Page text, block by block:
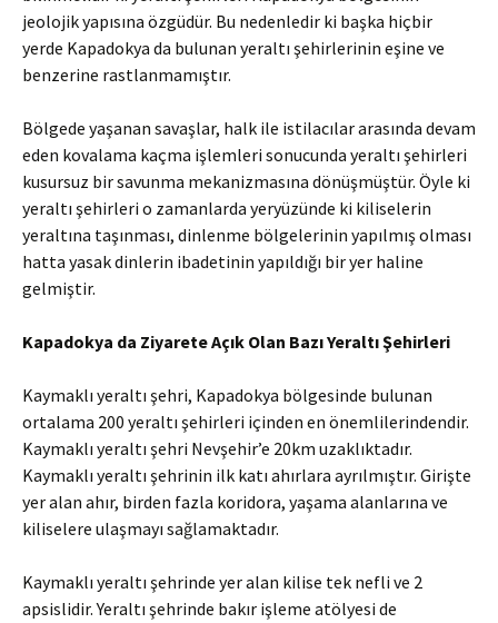
jeolojik yapısına özgüdür. Bu nedenledir ki başka hiçbir
yerde Kapadokya da bulunan yeraltı şehirlerinin eşine ve
benzerine rastlanmamıştır.
Bölgede yaşanan savaşlar, halk ile istilacılar arasında devam
eden kovalama kaçma işlemleri sonucunda yeraltı şehirleri
kusursuz bir savunma mekanizmasına dönüşmüştür. Öyle ki
yeraltı şehirleri o zamanlarda yeryüzünde ki kiliselerin
yeraltına taşınması, dinlenme bölgelerinin yapılmış olması
hatta yasak dinlerin ibadetinin yapıldığı bir yer haline
gelmiştir.
Kapadokya da Ziyarete Açık Olan Bazı Yeraltı Şehirleri
Kaymaklı yeraltı şehri, Kapadokya bölgesinde bulunan
ortalama 200 yeraltı şehirleri içinden en önemlilerindendir.
Kaymaklı yeraltı şehri Nevşehir’e 20km uzaklıktadır.
Kaymaklı yeraltı şehrinin ilk katı ahırlara ayrılmıştır. Girişte
yer alan ahır, birden fazla koridora, yaşama alanlarına ve
kiliselere ulaşmayı sağlamaktadır.
Kaymaklı yeraltı şehrinde yer alan kilise tek nefli ve 2
apsislidir. Yeraltı şehrinde bakır işleme atölyesi de